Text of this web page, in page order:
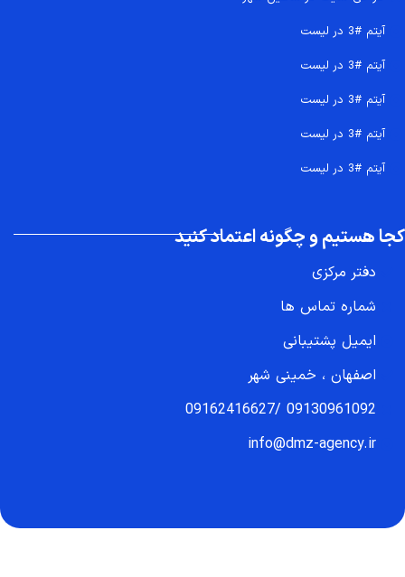
آیتم #3 در لیست
آیتم #3 در لیست
آیتم #3 در لیست
آیتم #3 در لیست
آیتم #3 در لیست
کجا هستیم و چگونه اعتماد کنید
دفتر مرکزی
شماره تماس ها
ایمیل پشتیبانی
اصفهان ، خمینی شهر
09130961092
/
09162416627
info@dmz-agency.ir